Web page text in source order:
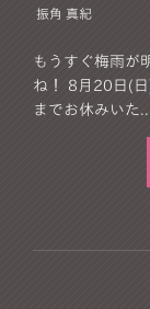
振角 真紀
もうすぐ梅雨が
ね！ 8月20日(
までお休みいた